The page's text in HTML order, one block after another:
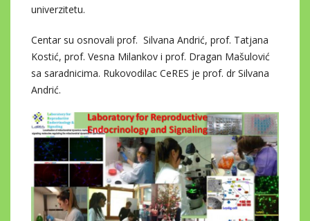
univerzitetu.
Centar su osnovali prof. Silvana Andrić, prof. Tatjana
Kostić, prof. Vesna Milankov i prof. Dragan Mašulović
sa saradnicima. Rukovodilac CeRES je prof. dr Silvana
Andrić.